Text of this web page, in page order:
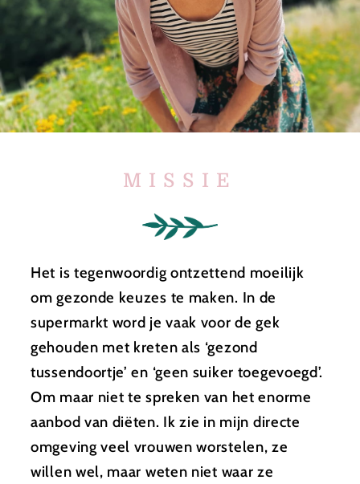
MISSIE
Het is tegenwoordig ontzettend moeilijk
om gezonde keuzes te maken. In de
supermarkt word je vaak voor de gek
gehouden met kreten als ‘gezond
tussendoortje’ en ‘geen suiker toegevoegd’.
Om maar niet te spreken van het enorme
aanbod van diëten. Ik zie in mijn directe
omgeving veel vrouwen worstelen, ze
willen wel, maar weten niet waar ze